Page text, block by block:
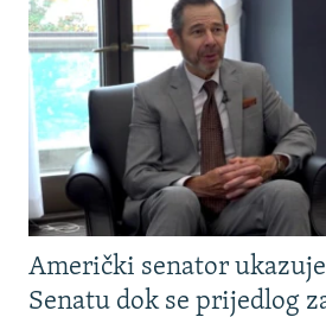
Američki senator
Senatu dok se prijedlog